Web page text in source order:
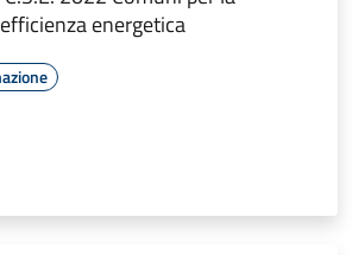
energetica